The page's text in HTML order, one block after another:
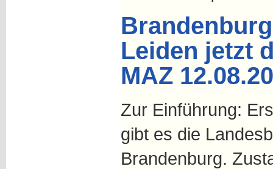
Leiden jetzt
MAZ
Zur Einführung:
gibt es die
Brandenburg.